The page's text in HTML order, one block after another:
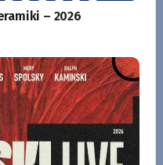
– 2026